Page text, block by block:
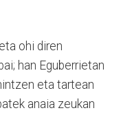
ohi diren
han Eguberrietan
eta tartean
anaia zeukan